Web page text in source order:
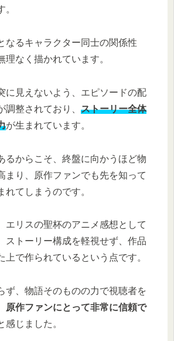
なるキャラクター同士の関係性
理なく描かれています。
に見えないよう、エピソードの配
調整されており、 ストーリー全体
が生まれています。
るからこそ、終盤に向かうほど物
まり、原作ファンでも先を知って
れてしまうのです。
エリスの聖杯のアニメ感想として
ストーリー構成を軽視せず、作品
上で作られているという点です。
ず、物語そのものの力で視聴者を
原作ファンにとって非常に信頼で
感じました。